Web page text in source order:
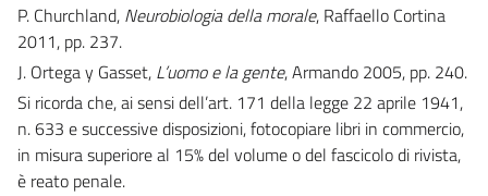
P. Churchland, Neurobiologia della morale, Raffaello Cortina
2011, pp. 237.
J. Ortega y Gasset, L’uomo e la gente, Armando 2005, pp. 240.
Si ricorda che, ai sensi dell’art. 171 della legge 22 aprile 1941,
n. 633 e successive disposizioni, fotocopiare libri in commercio,
in misura superiore al 15% del volume o del fascicolo di rivista,
è reato penale.